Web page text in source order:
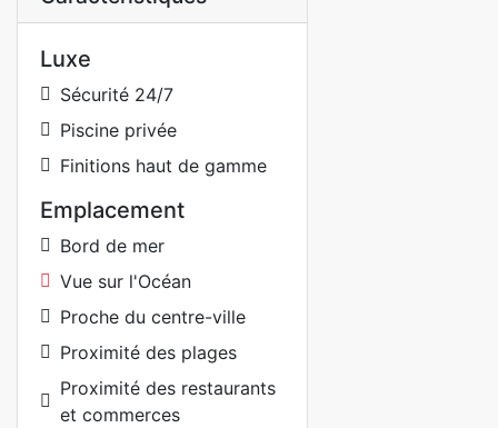
Luxe
Sécurité 24/7
Piscine privée
Finitions haut de gamme
Emplacement
Bord de mer
Vue sur l'Océan
Proche du centre-ville
Proximité des plages
Proximité des restaurants
et commerces